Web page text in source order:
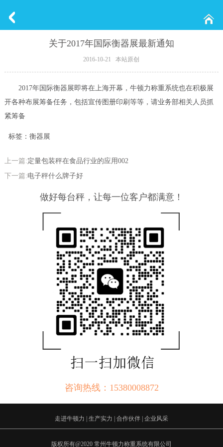
关于2017年国际衡器展最新通知
2016-10-21 本站原创
2017年国际衡器展即将在上海开幕，牛顿力称重系统也在积极展
开各种布展筹备任务，包括宣传图册印刷等等，请业务部相关人员抓
紧筹备
标签：衡器展
上一篇:定量包装秤在食品行业的应用002
下一篇:电子秤什么牌子好
做好每台秤，让每一位客户都满意！
咨询热线：15380008872
走进牛顿力 生产实力 合作伙伴 企业风采
版权所有@2020 常州牛顿力称重系统有限公司